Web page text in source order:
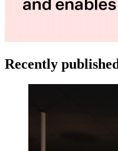
Recently published